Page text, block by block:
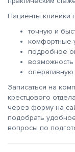
Пациенты клиники
точную и
комфортные
подробное
Записаться на
крестцового
через форму на
подобрать
вопросы по